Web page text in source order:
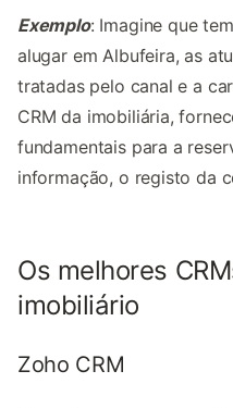
Exemplo: Imagine que
alugar em Albufeira, as
tratadas pelo canal e a
CRM da imobiliária,
fundamentais para a
informação, o registo da
Os melhores
imobiliário
Zoho CRM